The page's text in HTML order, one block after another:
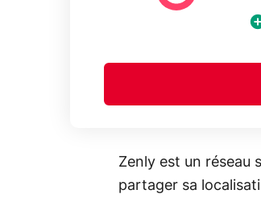
Zenly est un réseau
partager sa